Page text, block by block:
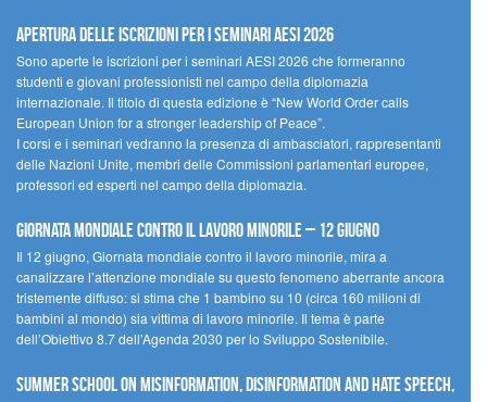
Apertura delle iscrizioni per i seminari AESI 2026
Sono aperte le iscrizioni per i seminari AESI 2026 che formeranno
studenti e giovani professionisti nel campo della diplomazia
internazionale. Il titolo di questa edizione è “New World Order calls
European Union for a stronger leadership of Peace”.
I corsi e i seminari vedranno la presenza di ambasciatori, rappresentanti
delle Nazioni Unite, membri delle Commissioni parlamentari europee,
professori ed esperti nel campo della diplomazia.
Giornata mondiale contro il lavoro minorile – 12 giugno
Il 12 giugno, Giornata mondiale contro il lavoro minorile, mira a
canalizzare l’attenzione mondiale su questo fenomeno aberrante ancora
tristemente diffuso: si stima che 1 bambino su 10 (circa 160 milioni di
bambini al mondo) sia vittima di lavoro minorile. Il tema è parte
dell’Obiettivo 8.7 dell’Agenda 2030 per lo Sviluppo Sostenibile.
Summer School on Misinformation, Disinformation and Hate Speech,